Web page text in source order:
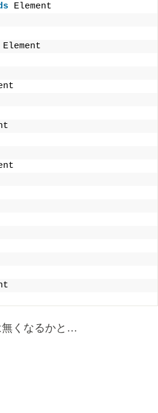
Element
Element
無くなるかと…